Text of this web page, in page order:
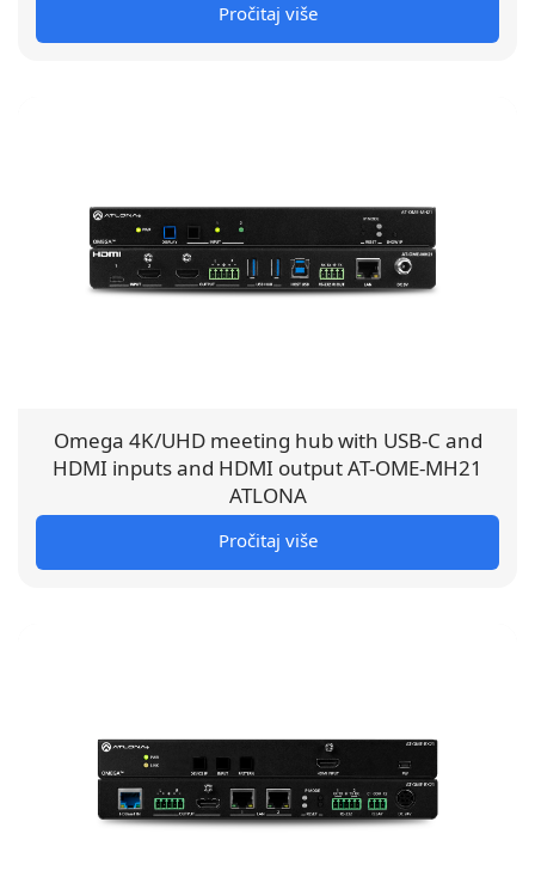
Pročitaj više
Omega 4K/UHD meeting hub with USB-C and
HDMI inputs and HDMI output AT-OME-MH21
ATLONA
Pročitaj više